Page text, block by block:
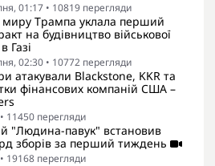
01:17 • 10819 перегляди
миру Трампа уклала перший
на будівництво військової
Газі
02:30 • 10772 перегляди
атакували Blackstone, KKR та
фінансових компаній США –
• 11450 перегляди
"Людина-павук" встановив
зборів за перший тиждень
• 19168 перегляди